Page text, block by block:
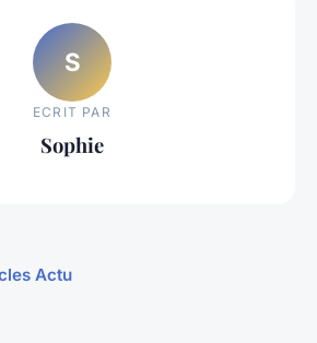
S
ECRIT PAR
Sophie
Actu